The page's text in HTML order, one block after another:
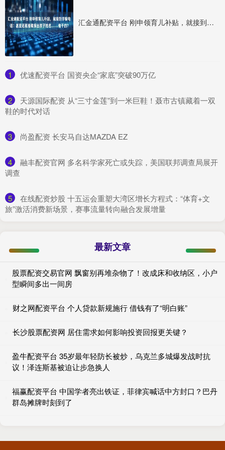
汇金通配资平台 刚申领育儿补贴，就接到诈骗电话！甚至还能准确报出孩子姓名……谁干的？
1 ​优速配资平台 国资央企“家底”突破90万亿
2
​天源国际配资 从“三寸金莲”到一米巨鞋！聂市古镇藏着一双
鞋的时代对话
3 ​尚盈配资 长安马自达MAZDA EZ
4
​融丰配资官网 多名科学家死亡或失踪，美国联邦调查局展开
调查
5
​在线配资炒股 十五运会重塑大湾区增长方程式：“体育+文
旅”激活消费新场景，赛事流量转向融合发展增量
最新文章
股票配资交易官网 飘窗别再堆杂物了！改成床和收纳区，小户
型瞬间多出一间房
财之网配资平台 个人贷款新规施行 借钱有了“明白账”
长沙股票配资网 居住需求如何影响投资回报更关键？
盈牛配资平台 35岁最年轻防长被炒，乌克兰多城爆发战时抗
议！泽连斯基被迫让步急换人
福赢配资平台 中国学者亮出铁证，菲律宾喊话中方封口？巴丹
群岛摊牌时刻到了